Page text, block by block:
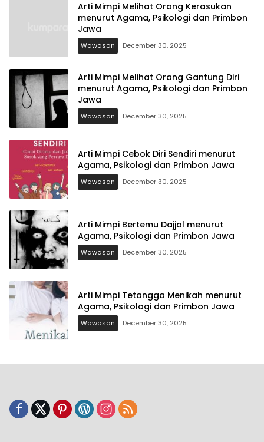
Arti Mimpi Melihat Orang Kerasukan
menurut Agama, Psikologi dan Primbon
Jawa
Wawasan December 30, 2025
Arti Mimpi Melihat Orang Gantung Diri
menurut Agama, Psikologi dan Primbon
Jawa
Wawasan December 30, 2025
Arti Mimpi Cebok Diri Sendiri menurut
Agama, Psikologi dan Primbon Jawa
Wawasan December 30, 2025
Arti Mimpi Bertemu Dajjal menurut
Agama, Psikologi dan Primbon Jawa
Wawasan December 30, 2025
Arti Mimpi Tetangga Menikah menurut
Agama, Psikologi dan Primbon Jawa
Wawasan December 30, 2025